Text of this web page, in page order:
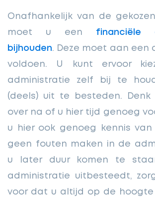
Onafhankelijk van de
moet u een financiële
bijhouden. Deze moet aan een
voldoen. U kunt ervoor
administratie zelf bij te
(deels) uit te besteden. Denk
over na of u hier tijd genoeg
u hier ook genoeg kennis
geen fouten maken in de
u later duur komen te
administratie uitbesteedt,
voor dat u altijd op de